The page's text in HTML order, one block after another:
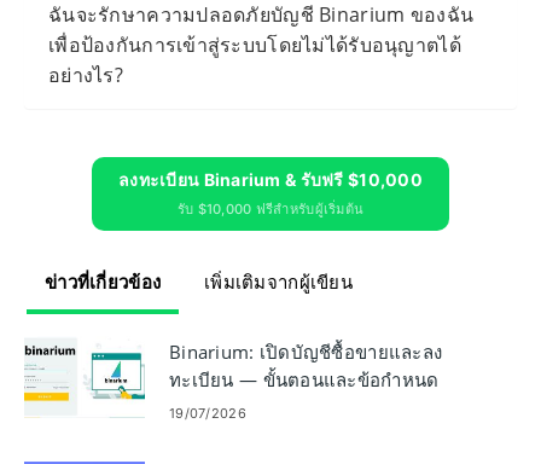
ฉันจะรักษาความปลอดภัยบัญชี Binarium ของฉัน
เพื่อป้องกันการเข้าสู่ระบบโดยไม่ได้รับอนุญาตได้
อย่างไร?
ลงทะเบียน Binarium & รับฟรี $10,000
รับ $10,000 ฟรีสำหรับผู้เริ่มต้น
ข่าวที่เกี่ยวข้อง เพิ่มเติมจากผู้เขียน
Binarium: เปิดบัญชีซื้อขายและลง
ทะเบียน — ขั้นตอนและข้อกำหนด
19/07/2026